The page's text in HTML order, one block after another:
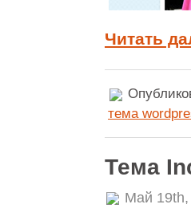
Читать
тема
Тема
Май